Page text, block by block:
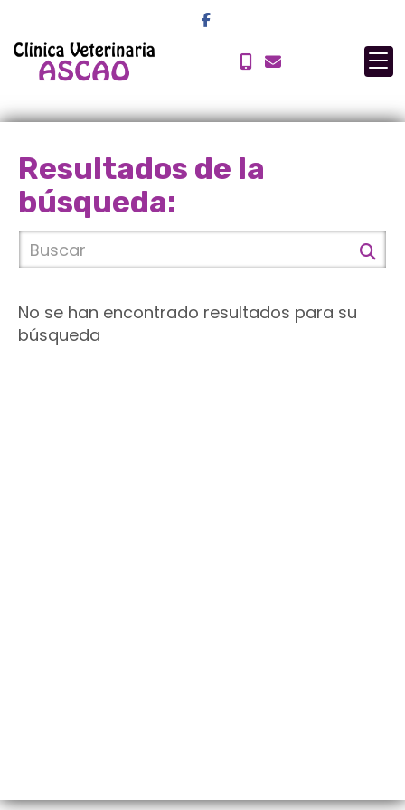
Resultados de la
búsqueda:
No se han encontrado resultados para su
búsqueda